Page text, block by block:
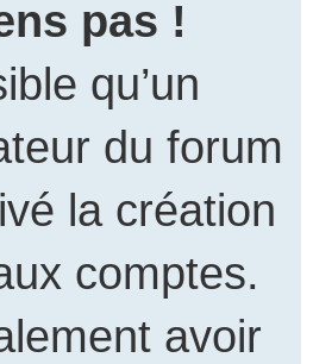
pas !
qu’un
du forum
la création
comptes.
avoir